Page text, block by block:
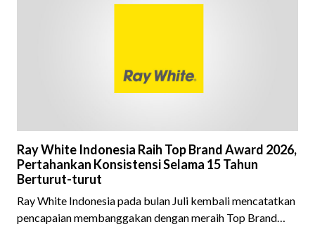
Ray White Indonesia Raih Top Brand Award 2026,
Pertahankan Konsistensi Selama 15 Tahun
Berturut-turut
Ray White Indonesia pada bulan Juli kembali mencatatkan
pencapaian membanggakan dengan meraih Top Brand